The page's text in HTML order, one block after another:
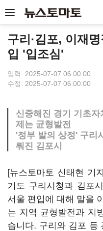
구리·김포, 이재
입 '입조심'
입력: 2025-07-07 06:00:00
수정: 2025-07-07 06:00:00
신중해진 경기 기초
제는 균형발전
'정부 발의 상정' 구리
뤄진 김포시
[뉴스토마토 신태현 기
기도 구리시청과 김포
서울 편입에 대해 말을
는 지역 균형발전과 지
습니다. 구리와 김포 등